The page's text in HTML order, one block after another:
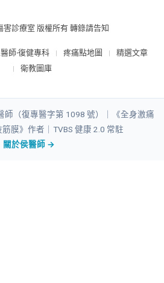
害診療室 版權所有 轉錄請告知
師‧復健專科 疼痛點地圖
精選文章
衛教圖庫
師（復專醫字第 1098 號）｜《全身激痛
膜》作者｜ TVBS 健康 2.0 常駐
關於侯醫師 →